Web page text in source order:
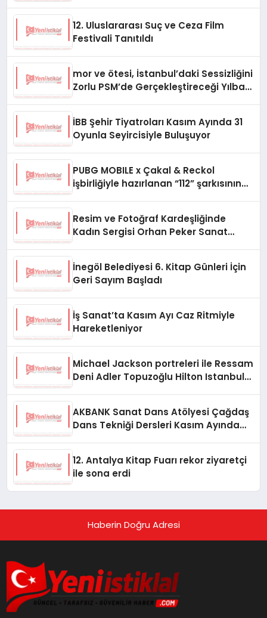
12. Uluslararası Suç ve Ceza Film
Festivali Tanıtıldı
mor ve ötesi, İstanbul’daki Sessizliğini
Zorlu PSM’de Gerçekleştireceği Yılbaşı
İBB Şehir Tiyatroları Kasım Ayında 31
Oyunla Seyircisiyle Buluşuyor
PUBG MOBILE x Çakal & Reckol
işbirliğiyle hazırlanan “112” şarkısının
Resim ve Fotoğraf Kardeşliğinde
Kadın Sergisi Orhan Peker Sanat
İnegöl Belediyesi 6. Kitap Günleri İçin
Geri Sayım Başladı
İş Sanat’ta Kasım Ayı Caz Ritmiyle
Hareketleniyor
Michael Jackson portreleri ile Ressam
Deni Adler Topuzoğlu Hilton Istanbul
AKBANK Sanat Dans Atölyesi Çağdaş
Dans Tekniği Dersleri Kasım Ayında
12. Antalya Kitap Fuarı rekor ziyaretçi
ile sona erdi
Haberin Doğru Adresi